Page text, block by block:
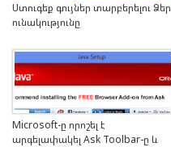
Ստուգեք գույներ տարբերելու Ձեր
ունակությունը
Microsoft-ը որոշել է
արգելափակել Ask Toolbar-ը և